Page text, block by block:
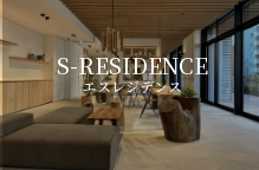
S-RESIDENCE
エスレジデンス